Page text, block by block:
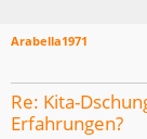
Arabella1971
Re: Kita-
Erfahrungen?